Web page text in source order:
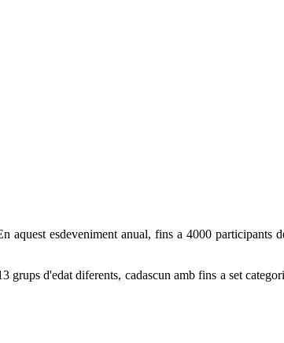
esdeveniment anual, fins a 4000 participants
d'edat diferents, cadascun amb fins a set